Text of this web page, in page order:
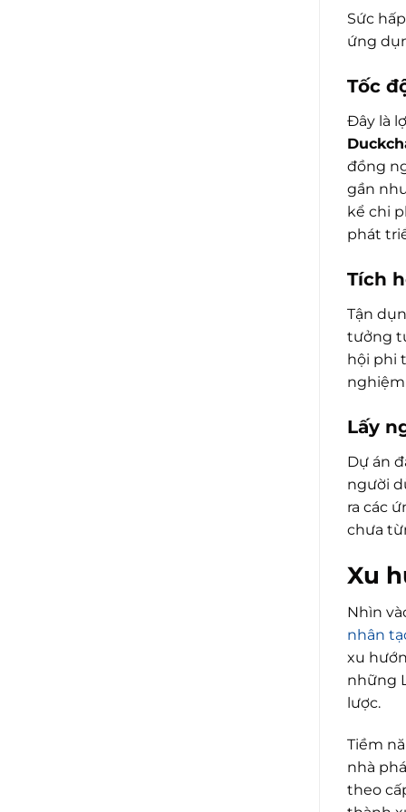
Sức
ứng
Tốc
Đây là
đồng
gần
kể chi
phát
Tích
Tận
tưởng
hội phi
nghiệm
Lấy
Dự án
người
ra các
chưa
Xu
Nhìn
nhân
xu
những
lược.
Tiềm
nhà
theo